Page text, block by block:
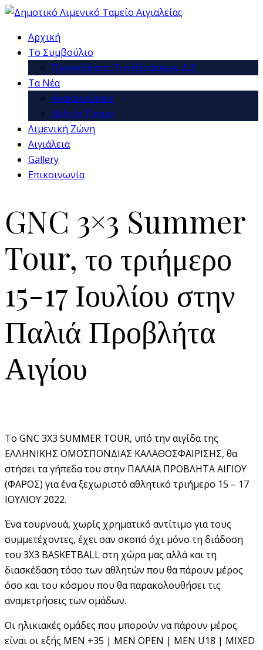
Αρχική
Το Συμβούλιο
Προσκλήσεις Συνεδριάσεων Δ.Σ.
Τα Νέα
Ανακοινώσεις
Δελτία Τύπου
Λιμενική Ζώνη
Αιγιάλεια
Gallery
Επικοινωνία
GNC 3×3 Summer
Tour, το τριήμερο
15-17 Ιουλίου στην
Παλιά Προβλήτα
Αιγίου
Το GNC 3X3 SUMMER TOUR, υπό την αιγίδα της
ΕΛΛΗΝΙΚΗΣ ΟΜΟΣΠΟΝΔΙΑΣ ΚΑΛΑΘΟΣΦΑΙΡΙΣΗΣ, θα
στήσει τα γήπεδα του στην ΠΑΛΑΙΑ ΠΡΟΒΛΗΤΑ ΑΙΓΙΟΥ
(ΦΑΡΟΣ) για ένα ξεχωριστό αθλητικό τριήμερο 15 – 17
ΙΟΥΛΙΟΥ 2022.
Ένα τουρνουά, χωρίς χρηματικό αντίτιμο για τους
συμμετέχοντες, έχει σαν σκοπό όχι μόνο τη διάδοση
του 3X3 BASKETBALL στη χώρα μας αλλά και τη
διασκέδαση τόσο των αθλητών που θα πάρουν μέρος
όσο και του κόσμου που θα παρακολουθήσει τις
αναμετρήσεις των ομάδων.
Οι ηλικιακές ομάδες που μπορούν να πάρουν μέρος
είναι οι εξής MEN +35 | MEN OPEΝ | MEN U18 | MIXED